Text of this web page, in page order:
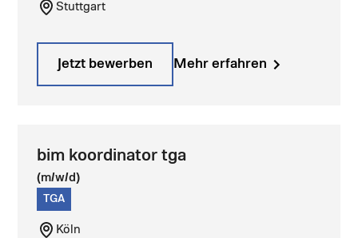
Stuttgart
Jetzt bewerben Mehr erfahren
bim koordinator tga
(m/w/d)
TGA
Köln